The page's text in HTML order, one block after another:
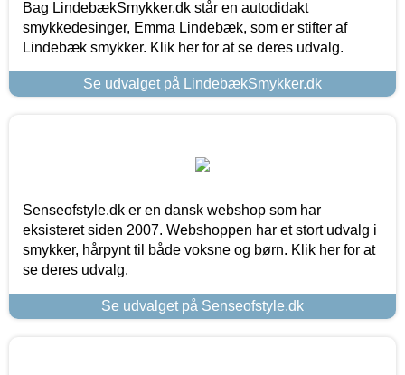
Bag LindebækSmykker.dk står en autodidakt
smykkedesinger, Emma Lindebæk, som er stifter af
Lindebæk smykker. Klik her for at se deres udvalg.
Se udvalget på LindebækSmykker.dk
Senseofstyle.dk er en dansk webshop som har
eksisteret siden 2007. Webshoppen har et stort udvalg i
smykker, hårpynt til både voksne og børn. Klik her for at
se deres udvalg.
Se udvalget på Senseofstyle.dk